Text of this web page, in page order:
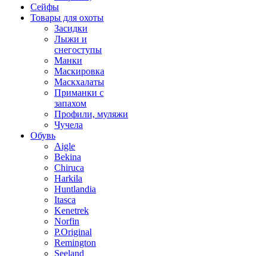
Сейфы
Товары для охоты
Засидки
Лыжи и
снегоступы
Манки
Маскировка
Маскхалаты
Приманки с
запахом
Профили, муляжи
Чучела
Обувь
Aigle
Bekina
Chiruсa
Harkila
Huntlandia
Itasca
Kenetrek
Norfin
P.Original
Remington
Seeland